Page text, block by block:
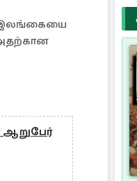
இலங்கையை
ஆறுபேர்